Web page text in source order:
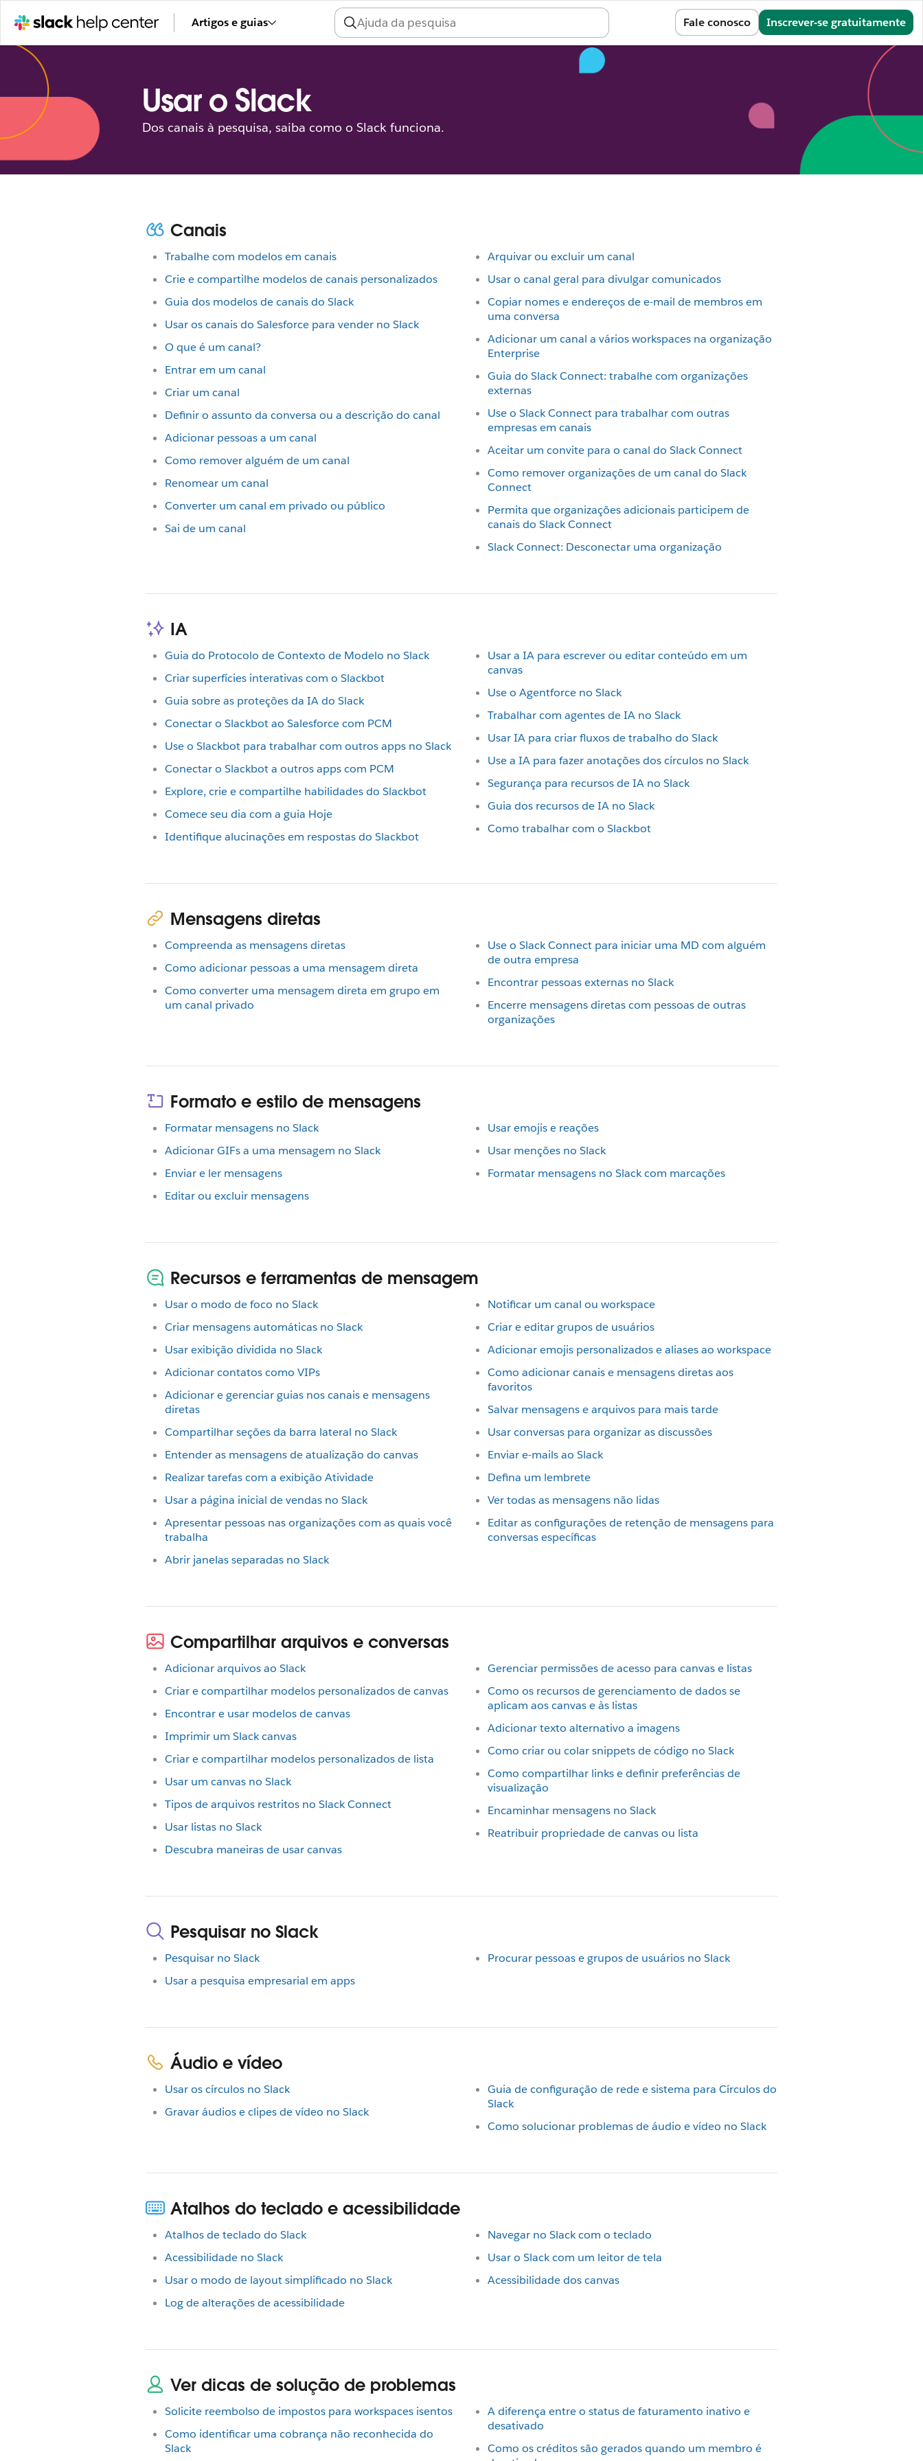
Artigos e guias Fale conosco Inscrever-se gratuitamente
Usar o Slack
Dos canais à pesquisa, saiba como o Slack funciona.
Canais
Trabalhe com modelos em canais
Crie e compartilhe modelos de canais personalizados
Guia dos modelos de canais do Slack
Usar os canais do Salesforce para vender no Slack
O que é um canal?
Entrar em um canal
Criar um canal
Definir o assunto da conversa ou a descrição do canal
Adicionar pessoas a um canal
Como remover alguém de um canal
Renomear um canal
Converter um canal em privado ou público
Sai de um canal
Arquivar ou excluir um canal
Usar o canal geral para divulgar comunicados
Copiar nomes e endereços de e-mail de membros em
uma conversa
Adicionar um canal a vários workspaces na organização
Enterprise
Guia do Slack Connect: trabalhe com organizações
externas
Use o Slack Connect para trabalhar com outras
empresas em canais
Aceitar um convite para o canal do Slack Connect
Como remover organizações de um canal do Slack
Connect
Permita que organizações adicionais participem de
canais do Slack Connect
Slack Connect: Desconectar uma organização
IA
Guia do Protocolo de Contexto de Modelo no Slack
Criar superfícies interativas com o Slackbot
Guia sobre as proteções da IA do Slack
Conectar o Slackbot ao Salesforce com PCM
Use o Slackbot para trabalhar com outros apps no Slack
Conectar o Slackbot a outros apps com PCM
Explore, crie e compartilhe habilidades do Slackbot
Comece seu dia com a guia Hoje
Identifique alucinações em respostas do Slackbot
Usar a IA para escrever ou editar conteúdo em um
canvas
Use o Agentforce no Slack
Trabalhar com agentes de IA no Slack
Usar IA para criar fluxos de trabalho do Slack
Use a IA para fazer anotações dos círculos no Slack
Segurança para recursos de IA no Slack
Guia dos recursos de IA no Slack
Como trabalhar com o Slackbot
Mensagens diretas
Compreenda as mensagens diretas
Como adicionar pessoas a uma mensagem direta
Como converter uma mensagem direta em grupo em
um canal privado
Use o Slack Connect para iniciar uma MD com alguém
de outra empresa
Encontrar pessoas externas no Slack
Encerre mensagens diretas com pessoas de outras
organizações
Formato e estilo de mensagens
Formatar mensagens no Slack
Adicionar GIFs a uma mensagem no Slack
Enviar e ler mensagens
Editar ou excluir mensagens
Usar emojis e reações
Usar menções no Slack
Formatar mensagens no Slack com marcações
Recursos e ferramentas de mensagem
Usar o modo de foco no Slack
Criar mensagens automáticas no Slack
Usar exibição dividida no Slack
Adicionar contatos como VIPs
Adicionar e gerenciar guias nos canais e mensagens
diretas
Compartilhar seções da barra lateral no Slack
Entender as mensagens de atualização do canvas
Realizar tarefas com a exibição Atividade
Usar a página inicial de vendas no Slack
Apresentar pessoas nas organizações com as quais você
trabalha
Abrir janelas separadas no Slack
Notificar um canal ou workspace
Criar e editar grupos de usuários
Adicionar emojis personalizados e aliases ao workspace
Como adicionar canais e mensagens diretas aos
favoritos
Salvar mensagens e arquivos para mais tarde
Usar conversas para organizar as discussões
Enviar e-mails ao Slack
Defina um lembrete
Ver todas as mensagens não lidas
Editar as configurações de retenção de mensagens para
conversas específicas
Compartilhar arquivos e conversas
Adicionar arquivos ao Slack
Criar e compartilhar modelos personalizados de canvas
Encontrar e usar modelos de canvas
Imprimir um Slack canvas
Criar e compartilhar modelos personalizados de lista
Usar um canvas no Slack
Tipos de arquivos restritos no Slack Connect
Usar listas no Slack
Descubra maneiras de usar canvas
Gerenciar permissões de acesso para canvas e listas
Como os recursos de gerenciamento de dados se
aplicam aos canvas e às listas
Adicionar texto alternativo a imagens
Como criar ou colar snippets de código no Slack
Como compartilhar links e definir preferências de
visualização
Encaminhar mensagens no Slack
Reatribuir propriedade de canvas ou lista
Pesquisar no Slack
Pesquisar no Slack
Usar a pesquisa empresarial em apps
Procurar pessoas e grupos de usuários no Slack
Áudio e vídeo
Usar os círculos no Slack
Gravar áudios e clipes de vídeo no Slack
Guia de configuração de rede e sistema para Círculos do
Slack
Como solucionar problemas de áudio e vídeo no Slack
Atalhos do teclado e acessibilidade
Atalhos de teclado do Slack
Acessibilidade no Slack
Usar o modo de layout simplificado no Slack
Log de alterações de acessibilidade
Navegar no Slack com o teclado
Usar o Slack com um leitor de tela
Acessibilidade dos canvas
Ver dicas de solução de problemas
Solicite reembolso de impostos para workspaces isentos
Como identificar uma cobrança não reconhecida do
Slack
A diferença entre o status de faturamento inativo e
desativado
Como os créditos são gerados quando um membro é